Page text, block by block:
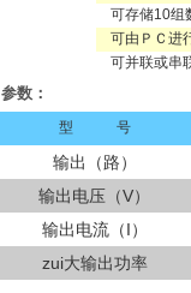
可存储10组
可由ＰＣ进
可并联或串
参数：
型 号
输出（路）
输出电压（V）
输出电流（I）
zui大输出功率